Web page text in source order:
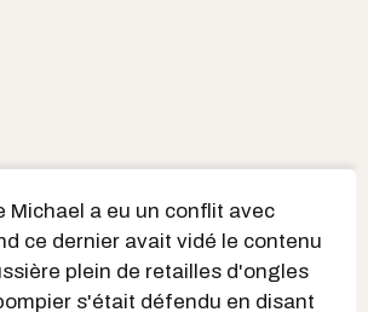
Michael a eu un conflit avec
ce dernier avait vidé le contenu
plein de retailles d'ongles
s'était défendu en disant